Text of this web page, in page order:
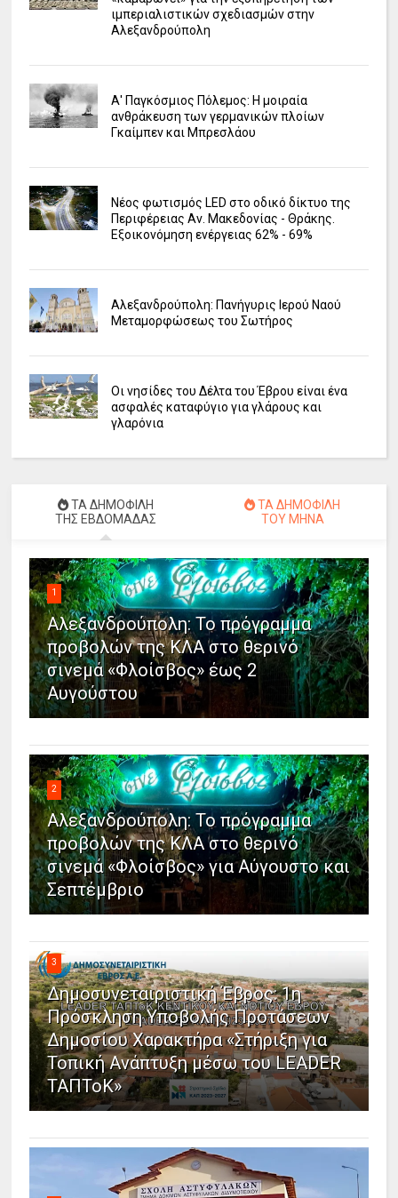
ιμπεριαλιστικών σχεδιασμών στην
Αλεξανδρούπολη
Α' Παγκόσμιος Πόλεμος: Η μοιραία
ανθράκευση των γερμανικών πλοίων
Γκαίμπεν και Μπρεσλάου
Νέος φωτισμός LED στο οδικό δίκτυο της
Περιφέρειας Αν. Μακεδονίας - Θράκης.
Εξοικονόμηση ενέργειας 62% - 69%
Αλεξανδρούπολη: Πανήγυρις Ιερού Ναού
Μεταμορφώσεως του Σωτήρος
Οι νησίδες του Δέλτα του Έβρου είναι ένα
ασφαλές καταφύγιο για γλάρους και
γλαρόνια
ΤΑ ΔΗΜΟΦΙΛΗ
ΤΗΣ ΕΒΔΟΜΑΔΑΣ
ΤΑ ΔΗΜΟΦΙΛΗ
ΤΟΥ ΜΗΝΑ
1
Αλεξανδρούπολη: Το πρόγραμμα
προβολών της ΚΛΑ στο θερινό
σινεμά «Φλοίσβος» έως 2
Αυγούστου
2
Αλεξανδρούπολη: Το πρόγραμμα
προβολών της ΚΛΑ στο θερινό
σινεμά «Φλοίσβος» για Αύγουστο και
Σεπτέμβριο
3
Δημοσυνεταιριστική Έβρος: 1η
Πρόσκληση Υποβολής Προτάσεων
Δημοσίου Χαρακτήρα «Στήριξη για
Τοπική Ανάπτυξη μέσω του LEADER
ΤΑΠΤοΚ»